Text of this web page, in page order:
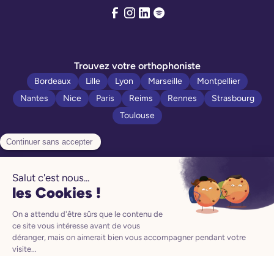
Trouvez votre orthophoniste
Bordeaux Lille Lyon Marseille
Montpellier
Nantes
Nice Paris Reims Rennes
Strasbourg
Toulouse
Politique de confidentialité
Mentions légales
CGV
CGU